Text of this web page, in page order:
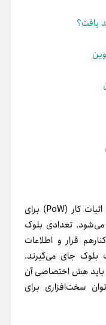
یافت؟
بیتکوین، از الگوریتم اجماع اثبات کار (PoW) برای
می‌شود. تعدادی بلوک
قرار و اطلاعات
یک بلوک جای می‌گیرند.
باید هش اختصاصی آن
سخت‌افزاری برای